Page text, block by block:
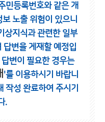
민등록번호와 같은 개
노출 위험이 있으니
상지식과 관련한 일부
답변을 게재할 예정입
변이 필요한 경우는
'를 이용하시기 바랍니
작성 완료하여 주시기
.